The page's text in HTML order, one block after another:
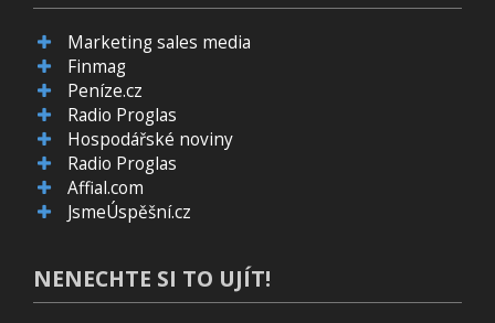
Marketing sales media
Finmag
Peníze.cz
Radio Proglas
Hospodářské noviny
Radio Proglas
Affial.com
JsmeÚspěšní.cz
NENECHTE SI TO UJÍT!